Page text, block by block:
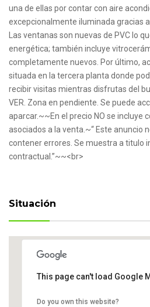
una de ellas por contar con aire
excepcionalmente iluminada gracias
Las ventanas son nuevas de PVC lo
energética; también incluye
completamente nuevos. Por último,
situada en la tercera planta donde
recibir visitas mientras disfrutas del
VER. Zona en pendiente. Se puede
aparcar.~~En el precio NO se incluye
asociados a la venta.~“ Este anuncio
contener errores. Se muestra a titulo
contractual.”~~<br>
Situación
This page can't load Google
Do you own this website?